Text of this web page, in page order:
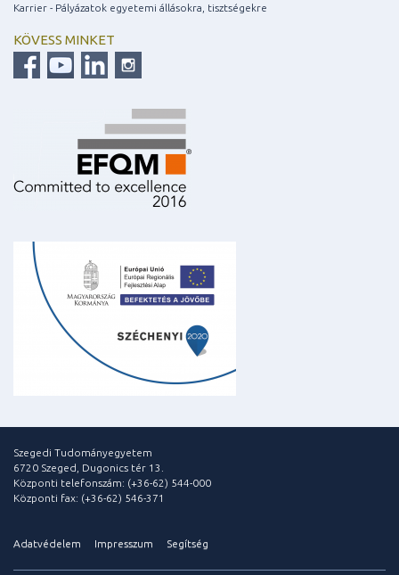
Karrier - Pályázatok egyetemi állásokra, tisztségekre
KÖVESS MINKET
Szegedi Tudományegyetem
6720 Szeged, Dugonics tér 13.
Központi telefonszám: (+36-62) 544-000
Központi fax: (+36-62) 546-371
Adatvédelem Impresszum Segítség